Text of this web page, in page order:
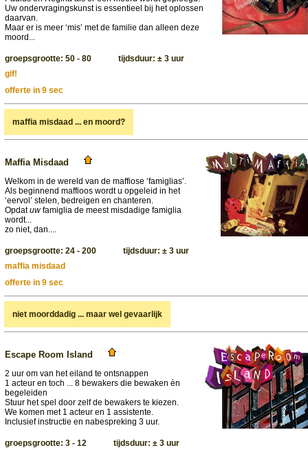
Uw ondervragingskunst is essentieel bij het oplossen
daarvan.
Maar er is meer ‘mis’ met de familie dan alleen deze
moord...
groepsgrootte: 50 - 80 tijdsduur: ± 3 uur
gif!
offerte in 9 sec
maffia misdaad ... en moord?
Maffia Misdaad
Welkom in de wereld van de maffiose ‘famiglias’.
Als beginnend maffioos wordt u opgeleid in het
‘eervol’ stelen, bedreigen en chanteren.
Opdatuwfamiglia de meest misdadige famiglia
wordt...
zo niet, dan....
groepsgrootte: 24 - 200 tijdsduur: ± 3 uur
maffia misdaad
offerte in 9 sec
niet moorddadig ... maar wel gevaarlijk
Escape Room Island
2 uur om van het eiland te ontsnappen
1 acteur en toch ... 8 bewakers die bewaken èn
begeleiden
Stuur het spel door zelf de bewakers te kiezen.
We komen met 1 acteur en 1 assistente.
Inclusief instructie en nabespreking 3 uur.
groepsgrootte: 3 - 12 tijdsduur: ± 3 uur